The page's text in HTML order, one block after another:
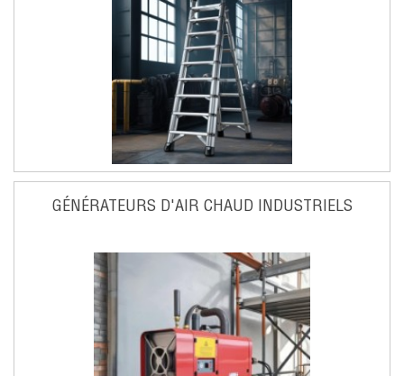
GÉNÉRATEURS D'AIR CHAUD INDUSTRIELS